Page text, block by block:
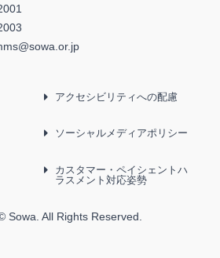
アクセシビリティへの配慮
ソーシャルメディアポリシー
カスタマー・ペイシェントハ
ラスメント対応姿勢
Sowa. All Rights Reserved.